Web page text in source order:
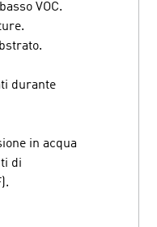
VOC.
durante
in acqua
di